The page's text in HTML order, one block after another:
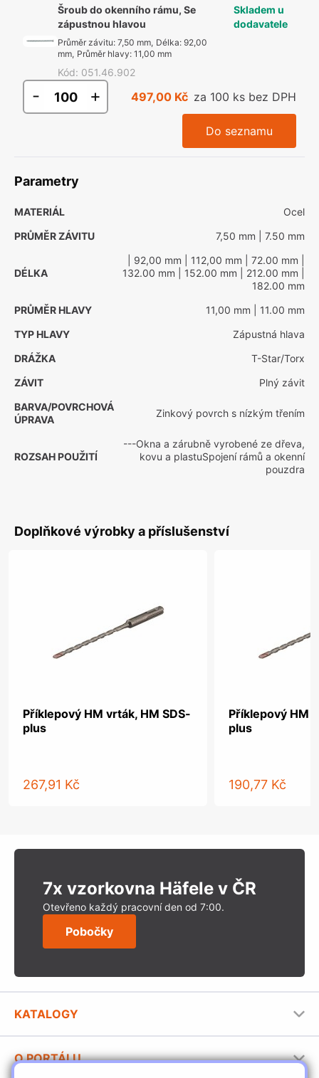
Šroub do okenního rámu, Se
zápustnou hlavou
Průměr závitu: 7,50 mm, Délka: 92,00
mm, Průměr hlavy: 11,00 mm
Kód: 051.46.902
Skladem u
dodavatele
- + 497,00 Kč za 100 ks bez DPH
Do seznamu
Parametry
MATERIÁL
Ocel
PRŮMĚR ZÁVITU
7,50 mm | 7.50 mm
DÉLKA
| 92,00 mm | 112,00 mm | 72.00 mm
132.00 mm | 152.00 mm | 212.00 mm
182.00 mm
PRŮMĚR HLAVY
11,00 mm | 11.00 mm
TYP HLAVY
Zápustná hlava
DRÁŽKA
T-Star/Torx
ZÁVIT
Plný závit
BARVA/POVRCHOVÁ
ÚPRAVA
Zinkový povrch s nízkým třením
ROZSAH POUŽITÍ
---Okna a zárubně vyrobené ze dřeva,
kovu a plastuSpojení rámů a okenní
pouzdra
Doplňkové výrobky a příslušenství
Příklepový HM vrták, HM SDS-
plus
267,91 Kč
Příklepový HM
plus
190,77 Kč
7x vzorkovna Häfele v ČR
Otevřeno každý pracovní den od 7:00.
Pobočky
KATALOGY
Stavební katalog Häfele
O PORTÁLU